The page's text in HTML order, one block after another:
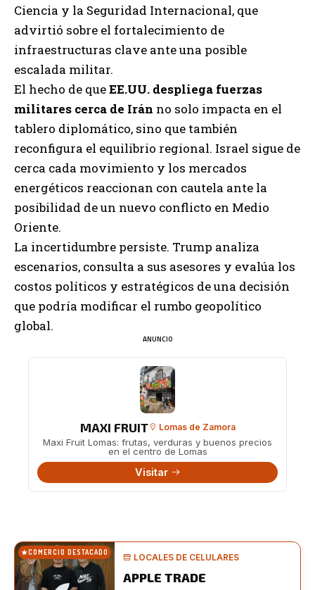
Ciencia y la Seguridad Internacional, que
advirtió sobre el fortalecimiento de
infraestructuras clave ante una posible
escalada militar.
El hecho de queEE.UU. despliega fuerzas
militares cerca de Irán no solo impacta en el
tablero diplomático, sino que también
reconfigura el equilibrio regional. Israel sigue de
cerca cada movimiento y los mercados
energéticos reaccionan con cautela ante la
posibilidad de un nuevo conflicto en Medio
Oriente.
La incertidumbre persiste. Trump analiza
escenarios, consulta a sus asesores y evalúa los
costos políticos y estratégicos de una decisión
que podría modificar el rumbo geopolítico
global.
ANUNCIO
MAXI FRUIT Lomas de Zamora
Maxi Fruit Lomas: frutas, verduras y buenos precios
en el centro de Lomas
Visitar
COMERCIO DESTACADO LOCALES DE CELULARES
APPLE TRADE